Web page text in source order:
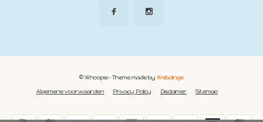
Algemene voorwaarden Privacy Policy Disclaimer Sitemap
© Whoopie- Theme made by Webdinge